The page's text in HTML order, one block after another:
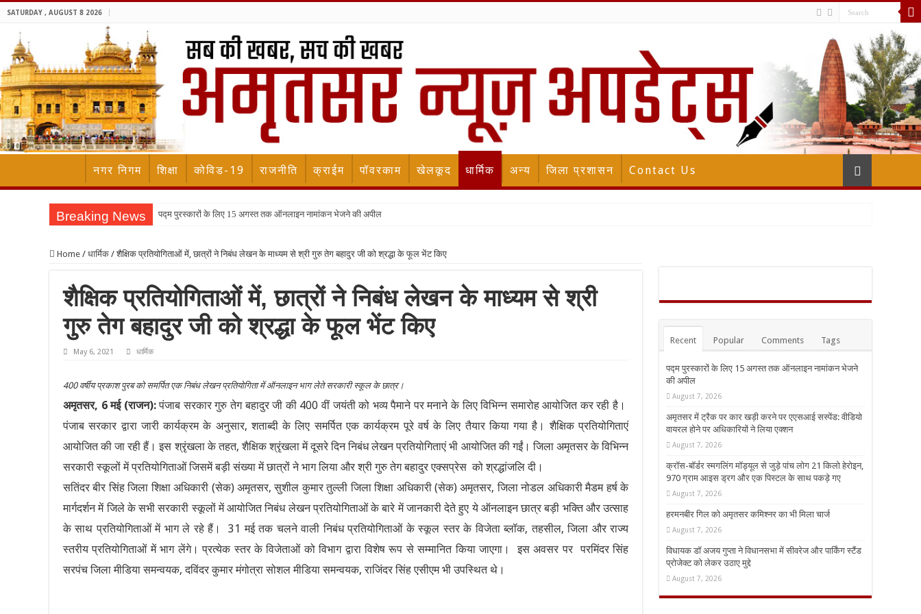
SATURDAY , AUGUST 8 2026
नगर निगम शिक्षा कोविड-19 राजनीति क्राईम पॉवरकाम खेलकूद धार्मिक अन्य जिला प्रशासन Contact Us
Breaking News पद्म पुरस्कारों के लिए 15 अगस्त तक ऑनलाइन नामांकन भेजने की अपील
Home / धार्मिक / शैक्षिक प्रतियोगिताओं में, छात्रों ने निबंध लेखन के माध्यम से श्री गुरु तेग बहादुर जी को श्रद्धा के फूल भेंट किए
शैक्षिक प्रतियोगिताओं में, छात्रों ने निबंध लेखन के माध्यम से श्री
गुरु तेग बहादुर जी को श्रद्धा के फूल भेंट किए
May 6, 2021 धार्मिक
400 वर्षीय प्रकाश पुरब को समर्पित एक निबंध लेखन प्रतियोगिता में ऑनलाइन भाग लेते सरकारी स्कूल के छात्र।
अमृतसर, 6 मई (राजन):पंजाब सरकार गुरु तेग बहादुर जी की 400 वीं जयंती को भव्य पैमाने पर मनाने के लिए विभिन्न समारोह आयोजित कर रही है।
पंजाब सरकार द्वारा जारी कार्यक्रम के अनुसार, शताब्दी के लिए समर्पित एक कार्यक्रम पूरे वर्ष के लिए तैयार किया गया है। शैक्षिक प्रतियोगिताएं
आयोजित की जा रही हैं। इस श्रृंखला के तहत, शैक्षिक श्रृंखला में दूसरे दिन निबंध लेखन प्रतियोगिताएं भी आयोजित की गईं। जिला अमृतसर के विभिन्न
सरकारी स्कूलों में प्रतियोगिताओं जिसमें बड़ी संख्या में छात्रों ने भाग लिया और श्री गुरु तेग बहादुर एक्सप्रेस को श्रद्धांजलि दी।
सतिंदर बीर सिंह जिला शिक्षा अधिकारी (सेक) अमृतसर, सुशील कुमार तुल्ली जिला शिक्षा अधिकारी (सेक) अमृतसर, जिला नोडल अधिकारी मैडम हर्ष के
मार्गदर्शन में जिले के सभी सरकारी स्कूलों में आयोजित निबंध लेखन प्रतियोगिताओं के बारे में जानकारी देते हुए ये ऑनलाइन छात्र बड़ी भक्ति और उत्साह
के साथ प्रतियोगिताओं में भाग ले रहे हैं। 31 मई तक चलने वाली निबंध प्रतियोगिताओं के स्कूल स्तर के विजेता ब्लॉक, तहसील, जिला और राज्य
स्तरीय प्रतियोगिताओं में भाग लेंगे। प्रत्येक स्तर के विजेताओं को विभाग द्वारा विशेष रूप से सम्मानित किया जाएगा। इस अवसर पर परमिंदर सिंह
सरपंच जिला मीडिया समन्वयक, दविंदर कुमार मंगोत्रा ​​सोशल मीडिया समन्वयक, राजिंदर सिंह एसीएम भी उपस्थित थे।
Recent Popular Comments Tags
पद्म पुरस्कारों के लिए 15 अगस्त तक ऑनलाइन नामांकन भेजने
की अपील
August 7, 2026
अमृतसर में ट्रैक पर कार खड़ी करने पर एएसआई सस्पेंड: वीडियो
वायरल होने पर अधिकारियों ने लिया एक्शन
August 7, 2026
क्रॉस-बॉर्डर स्मगलिंग मॉड्यूल से जुड़े पांच लोग 21 किलो हेरोइन,
970 ग्राम आइस ड्रग और एक पिस्टल के साथ पकड़े गए
August 7, 2026
हरमनबीर गिल को अमृतसर कमिश्नर का भी मिला चार्ज
August 7, 2026
विधायक डॉ अजय गुप्ता ने विधानसभा में सीवरेज और पार्किंग स्टैंड
प्रोजेक्ट को लेकर उठाए मुद्दे
August 7, 2026